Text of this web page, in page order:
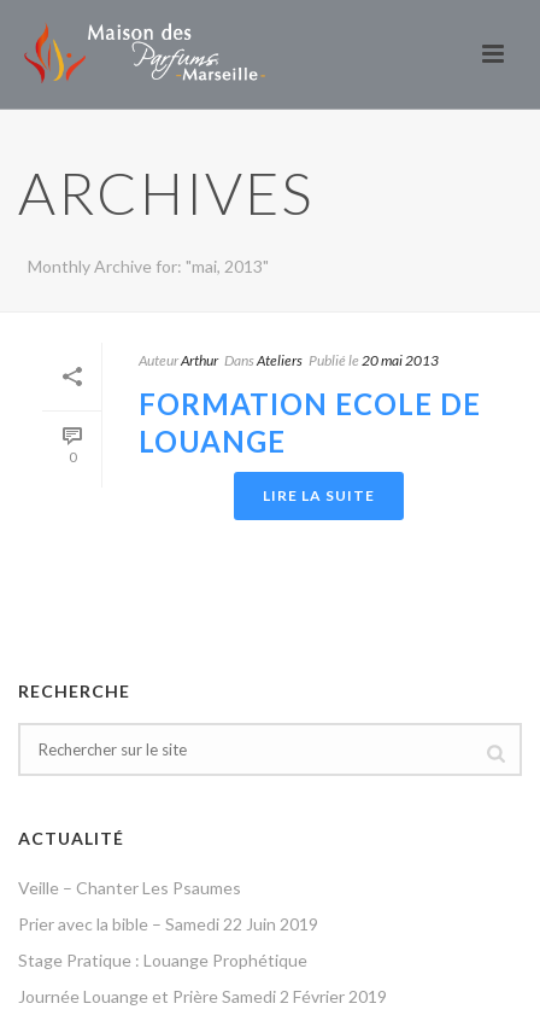
ARCHIVES
Monthly Archive for: "mai, 2013"
0
AuteurArthur DansAteliers Publié le 20 mai 2013
FORMATION ECOLE DE
LOUANGE
LIRE LA SUITE
RECHERCHE
ACTUALITÉ
Veille – Chanter Les Psaumes
Prier avec la bible – Samedi 22 Juin 2019
Stage Pratique : Louange Prophétique
Journée Louange et Prière Samedi 2 Février 2019